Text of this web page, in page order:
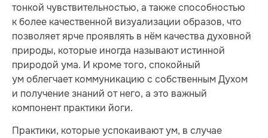
тонкой чувствительностью, а также способностью
к более качественной визуализации образов, что
позволяет ярче проявлять в нём качества духовной
природы, которые иногда называют истинной
природой ума. И кроме того, спокойный
ум облегчает коммуникацию с собственным Духом
и получение знаний от него, а это важный
компонент практики йоги.
Практики, которые успокаивают ум, в случае